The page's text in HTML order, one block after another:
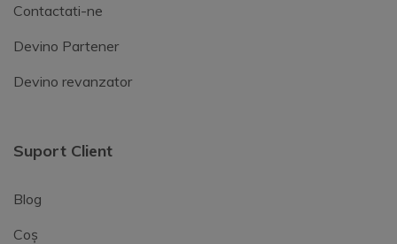
Contactati-ne
Devino Partener
Devino revanzator
Suport Client
Blog
Coș